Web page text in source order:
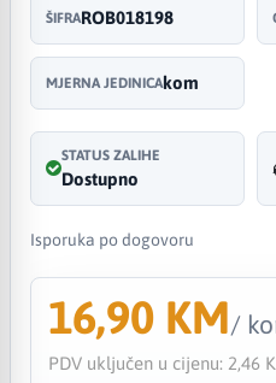
ŠIFRAROB018198
MJERNA JEDINICAkom
STATUS ZALIHE
Dostupno
Isporuka po dogovoru
16,90 KM/
PDV uključen u cijenu: 2,46